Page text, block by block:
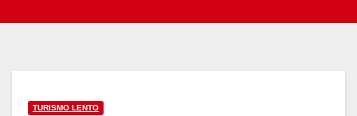
TURISMO LENTO